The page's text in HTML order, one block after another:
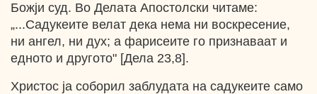
Божји суд. Во Делата Апостолски читаме:
„...Садукеите велат дека нема ни воскресение,
ни ангел, ни дух; а фарисеите го признаваат и
едното и другото" [Дела 23,8].
Христос ја соборил заблудата на садукеите само